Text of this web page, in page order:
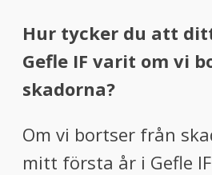
Hur tycker du att
Gefle IF varit om vi
skadorna?
Om vi bortser från
mitt första år i Gefle